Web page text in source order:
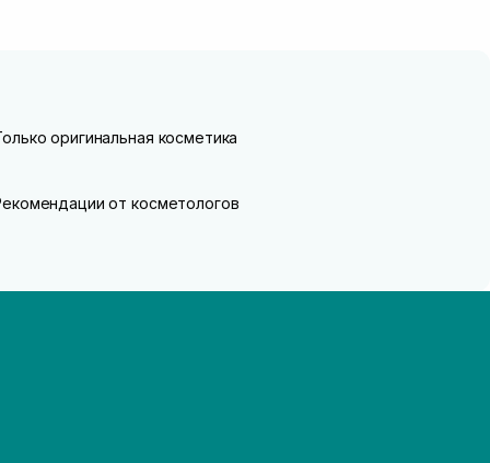
оригинальная косметика
от косметологов